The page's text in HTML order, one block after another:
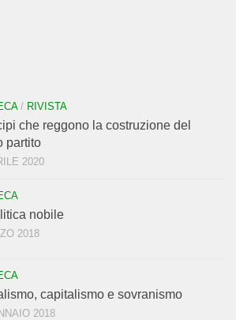
/ RIVISTA
che reggono la costruzione del
partito
2020
nobile
2018
capitalismo e sovranismo
2018